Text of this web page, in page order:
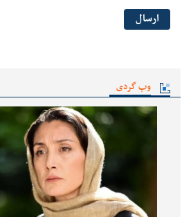
وب گردی
ارسال